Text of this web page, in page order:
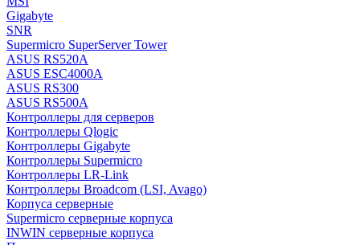
Gigabyte
SNR
Supermicro SuperServer Tower
ASUS RS520A
ASUS ESC4000A
ASUS RS300
ASUS RS500A
Контроллеры для серверов
Контроллеры Qlogic
Контроллеры Gigabyte
Контроллеры Supermicro
Контроллеры LR-Link
Контроллеры Broadcom (LSI, Avago)
Корпуса серверные
Supermicro серверные корпуса
INWIN серверные корпуса